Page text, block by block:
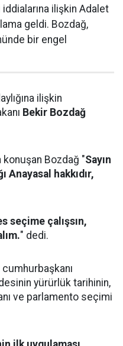
ilişkin Adalet
geldi. Bozdağ,
bir engel
ilişkin
Bekir Bozdağ
konuşan Bozdağ "Sayın
Anayasal hakkıdır,
seçime çalışsın,
" dedi.
cumhurbaşkanı
yürürlük tarihinin,
ve parlamento seçimi